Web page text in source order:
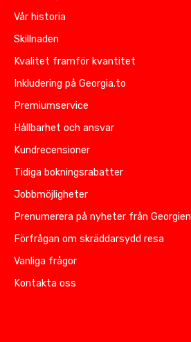
Vår historia
Skillnaden
Kvalitet framför kvantitet
Inkludering på Georgia.to
Premiumservice
Hållbarhet och ansvar
Kundrecensioner
Tidiga bokningsrabatter
Jobbmöjligheter
Prenumerera på nyheter från Georgien
Förfrågan om skräddarsydd resa
Vanliga frågor
Kontakta oss